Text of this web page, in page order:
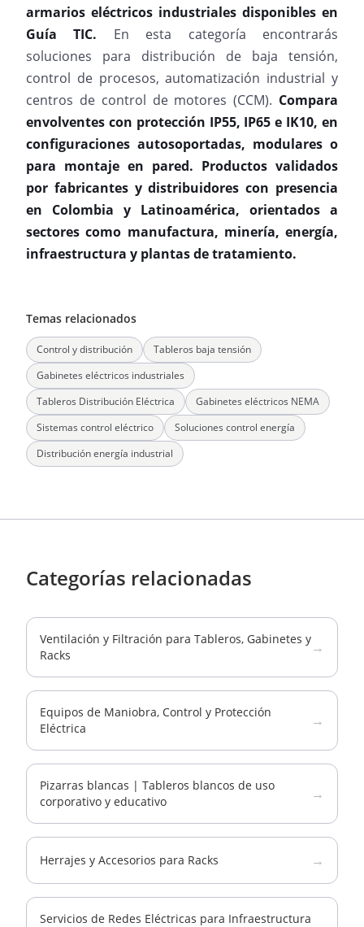
armarios eléctricos industriales disponibles en
Guía TIC. En esta categoría encontrarás
soluciones para distribución de baja tensión,
control de procesos, automatización industrial y
centros de control de motores (CCM). Compara
envolventes con protección IP55, IP65 e IK10, en
configuraciones autosoportadas, modulares o
para montaje en pared. Productos validados
por fabricantes y distribuidores con presencia
en Colombia y Latinoamérica, orientados a
sectores como manufactura, minería, energía,
infraestructura y plantas de tratamiento.
Temas relacionados
Control y distribución
Tableros baja tensión
Gabinetes eléctricos industriales
Tableros Distribución Eléctrica
Gabinetes eléctricos NEMA
Sistemas control eléctrico
Soluciones control energía
Distribución energía industrial
Categorías relacionadas
Ventilación y Filtración para Tableros, Gabinetes y
Racks
→
Equipos de Maniobra, Control y Protección
Eléctrica
→
Pizarras blancas | Tableros blancos de uso
corporativo y educativo
→
Herrajes y Accesorios para Racks →
Servicios de Redes Eléctricas para Infraestructura